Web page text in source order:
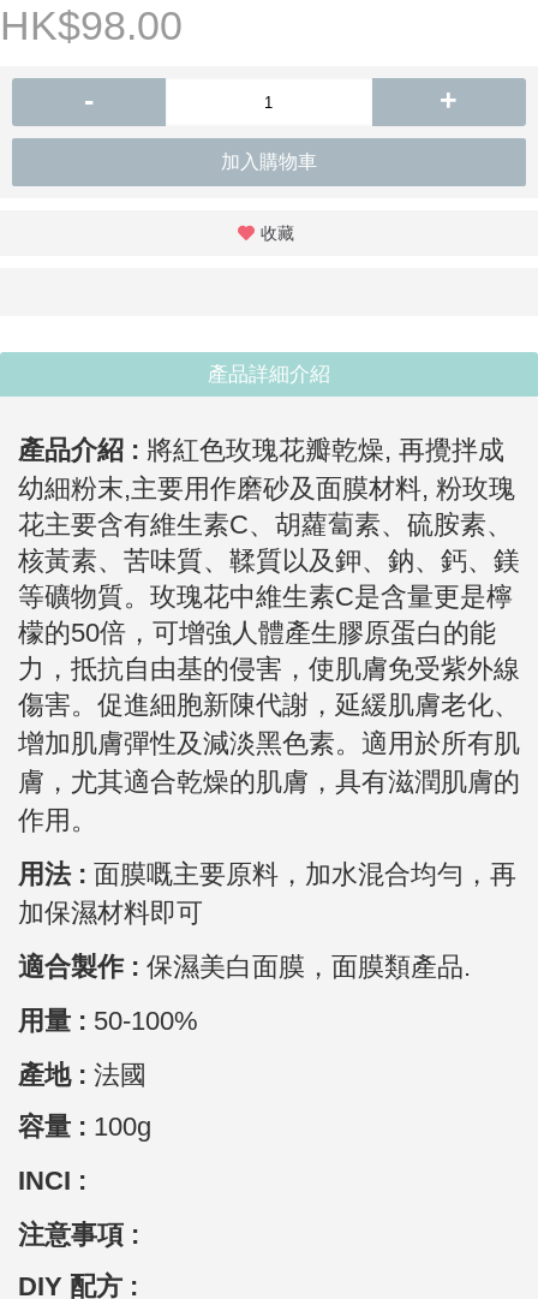
HK$98.00
- +
加入購物車
收藏
產品詳細介紹
產品介紹 : 將紅色玫瑰花瓣乾燥, 再攪拌成
幼細粉末,主要用作磨砂及面膜材料, 粉玫瑰
花主要含有維生素C、胡蘿蔔素、硫胺素、
核黃素、苦味質、鞣質以及鉀、鈉、鈣、鎂
等礦物質。 玫瑰花中維生素C是含量更是檸
檬的50倍，可增強人體產生膠原蛋白的能
力，抵抗自由基的侵害，使肌膚免受紫外線
傷害。 促進細胞新陳代謝，延緩肌膚老化、
增加肌膚彈性及減淡黑色素。 適用於所有肌
膚， 尤其適合乾燥的肌膚，具有滋潤肌膚的
作用。
用法 : 面膜嘅主要原料，加水混合均勻，再
加保濕材料即可
適合製作 : 保濕美白面膜，面膜類產品.
用量 : 50-100%
產地 : 法國
容量 : 100g
INCI :
注意事項 :
DIY 配方 :